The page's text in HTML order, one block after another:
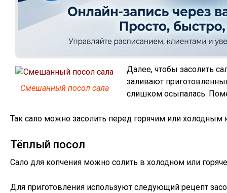
Смешанный посол сала
Далее, чтобы засолить
заливают
слишком осыпалась.
Так сало можно засолить перед горячим или холодным
Тёплый посол
Сало для копчения можно солить в холодном или
Для приготовления используют следующий рецепт